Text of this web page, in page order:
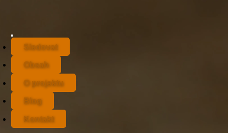
Sledovat
Obsah
O projektu
Blog
Kontakt